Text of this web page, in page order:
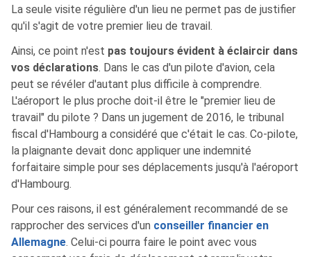
La seule visite régulière d'un lieu ne permet pas de justifier
qu'il s'agit de votre premier lieu de travail.
Ainsi, ce point n'est pas toujours évident à éclaircir dans
vos déclarations. Dans le cas d'un pilote d'avion, cela
peut se révéler d'autant plus difficile à comprendre.
L'aéroport le plus proche doit-il être le "premier lieu de
travail" du pilote ? Dans un jugement de 2016, le tribunal
fiscal d'Hambourg a considéré que c'était le cas. Co-pilote,
la plaignante devait donc appliquer une indemnité
forfaitaire simple pour ses déplacements jusqu'à l'aéroport
d'Hambourg.
Pour ces raisons, il est généralement recommandé de se
rapprocher des services d'un conseiller financier en
Allemagne. Celui-ci pourra faire le point avec vous